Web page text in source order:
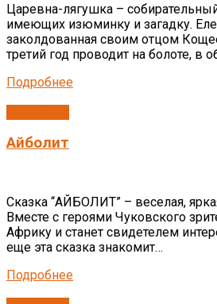
Царевна-лягушка –
имеющих изюминку и загадку.
заколдованная своим отцом
третий год проводит на болоте, в
Подробнее
Айболит
Сказка “АЙБОЛИТ” – веселая,
Вместе с героями Чуковского
Африку и станет свидетелем
еще эта сказка знакомит…
Подробнее